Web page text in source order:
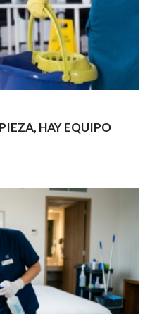
HAY EQUIPO